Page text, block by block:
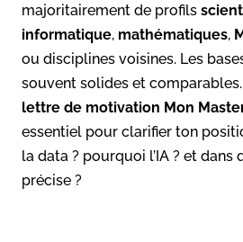
majoritairement de profils
informatique, mathématiques,
ou disciplines voisines. Les
souvent solides et
lettre de motivation Mon
essentiel pour clarifier ton
la data ? pourquoi l’IA ? et
précise ?